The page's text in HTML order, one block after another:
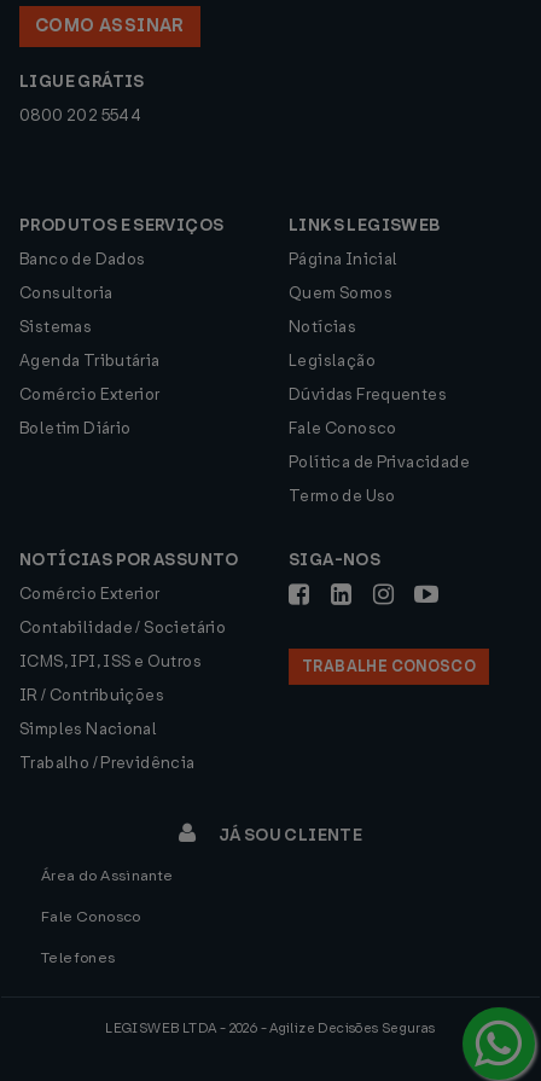
COMO ASSINAR
LIGUE GRÁTIS
0800 202 5544
PRODUTOS E SERVIÇOS
Banco de Dados
Consultoria
Sistemas
Agenda Tributária
Comércio Exterior
Boletim Diário
LINKS LEGISWEB
Página Inicial
Quem Somos
Notícias
Legislação
Dúvidas Frequentes
Fale Conosco
Política de Privacidade
Termo de Uso
NOTÍCIAS POR ASSUNTO
Comércio Exterior
Contabilidade / Societário
ICMS, IPI, ISS e Outros
IR / Contribuições
Simples Nacional
Trabalho / Previdência
SIGA-NOS
TRABALHE CONOSCO
JÁ SOU CLIENTE
Área do Assinante
Fale Conosco
Telefones
LEGISWEB LTDA - 2026 - Agilize Decisões Seguras